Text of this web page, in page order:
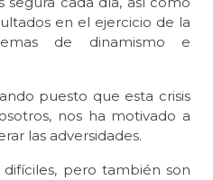
en el ejercicio de la
de dinamismo e
puesto que esta crisis
nos ha motivado a
las adversidades.
pero también son